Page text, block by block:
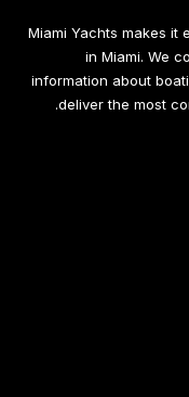
Miami Yachts makes
in Miami. We
information about
deliver the most